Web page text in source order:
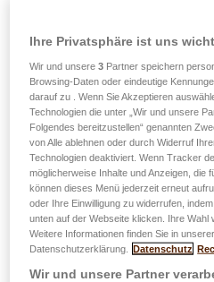
Vergläicht
Rechtsschutz
Haus a Wunneng
BASIS-RECHTSSCHUTZ
Ihre Privatsphäre ist uns
Wir und unsere3 Partner speichern
Browsing-Daten oder eindeutige
darauf zu . Wenn Sie Akzeptieren
Technologien die unter „Wir und unsere
Folgendes bereitzustellen“ genannten
von Alle ablehnen oder durch Widerruf
Technologien deaktiviert. Wenn Tracker
möglicherweise Inhalte und Anzeigen, die
können dieses Menü jederzeit erneut
oder Ihre Einwilligung zu widerrufen,
unten auf der Webseite klicken. Ihre Wahl
Weitere Informationen finden Sie in unserer
Datenschutzerklärung.
Datenschutz
Wir und unsere Partner